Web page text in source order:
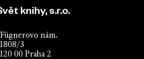
knihy, s.r.o.
Fügnerovo nám.
1808/3
120 00 Praha 2